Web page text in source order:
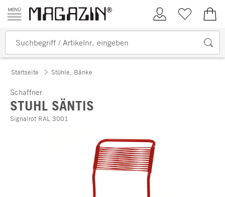
Zum Inhalt springen
Kundenkonto
Merkliste
Startseite Stühle, Bänke
Schaffner
STUHL SÄNTIS
Signalrot RAL 3001